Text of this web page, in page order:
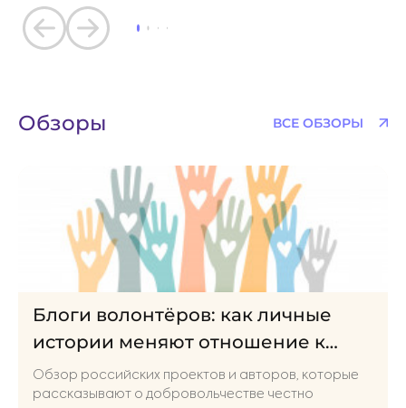
десятилетия после окончания апартеида слова
Манделы продолжают звучать современно. Особенно
сегодня, когда во всём мире продолжается борьба за
с неравным отношением
Обзоры ВСЕ ОБЗОРЫ
Блоги волонтёров: как личные
истории меняют отношение к
благотворительности
Обзор российских проектов и авторов, которые
рассказывают о добровольчестве честно